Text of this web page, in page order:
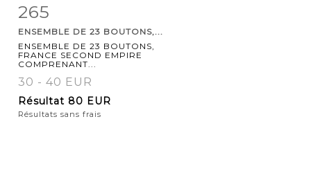
Fiche
265
ENSEMBLE DE 23 BOUTONS,...
ENSEMBLE DE 23 BOUTONS,
FRANCE SECOND EMPIRE
COMPRENANT...
30 - 40 EUR
Résultat 80 EUR
Résultats sans frais